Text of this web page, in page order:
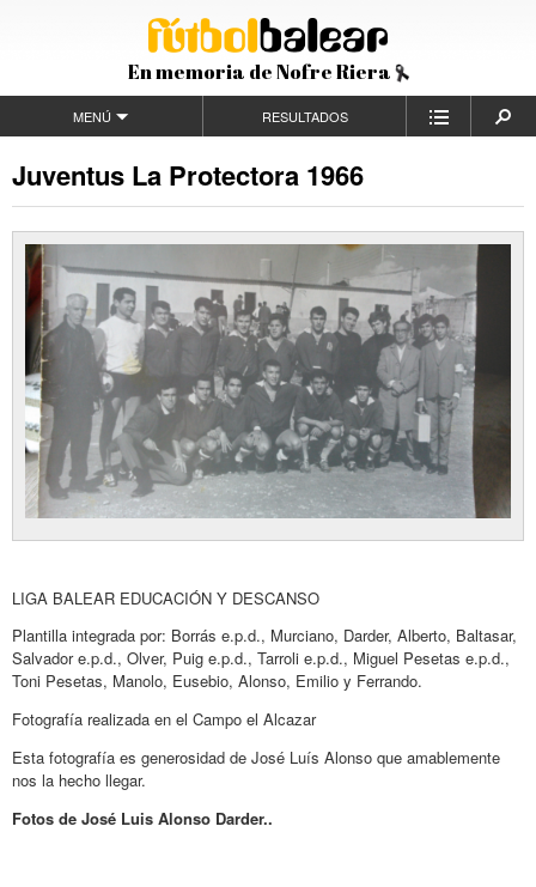
En memoria de Nofre Riera
MENÚ RESULTADOS
Juventus La Protectora 1966
LIGA BALEAR EDUCACIÓN Y DESCANSO
Plantilla integrada por: Borrás e.p.d., Murciano, Darder, Alberto, Baltasar,
Salvador e.p.d., Olver, Puig e.p.d., Tarroli e.p.d., Miguel Pesetas e.p.d.,
Toni Pesetas, Manolo, Eusebio, Alonso, Emilio y Ferrando.
Fotografía realizada en el Campo el Alcazar
Esta fotografía es generosidad de José Luís Alonso que amablemente
nos la hecho llegar.
Fotos de José Luis Alonso Darder..